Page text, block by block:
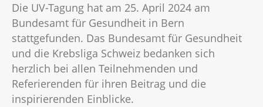
Die UV-Tagung hat am 25. April 2024 am
Bundesamt für Gesundheit in Bern
stattgefunden. Das Bundesamt für Gesundheit
und die Krebsliga Schweiz bedanken sich
herzlich bei allen Teilnehmenden und
Referierenden für ihren Beitrag und die
inspirierenden Einblicke.